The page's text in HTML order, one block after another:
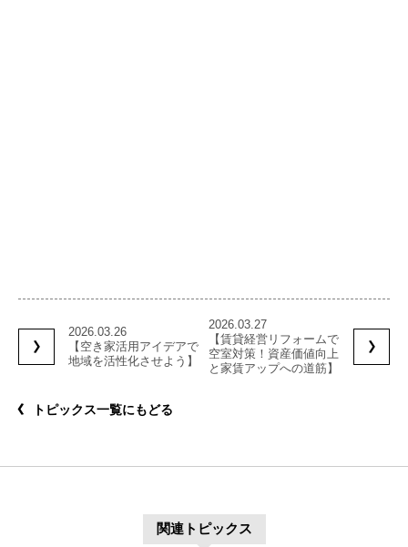
2026.03.26
【空き家活用アイデアで
地域を活性化させよう】
2026.03.27
【賃貸経営リフォームで
空室対策！資産価値向上
と家賃アップへの道筋】
トピックス一覧にもどる
関連トピックス